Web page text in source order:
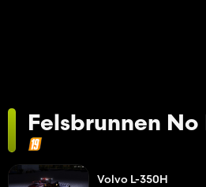
Felsbrunnen No
Volvo L-350H